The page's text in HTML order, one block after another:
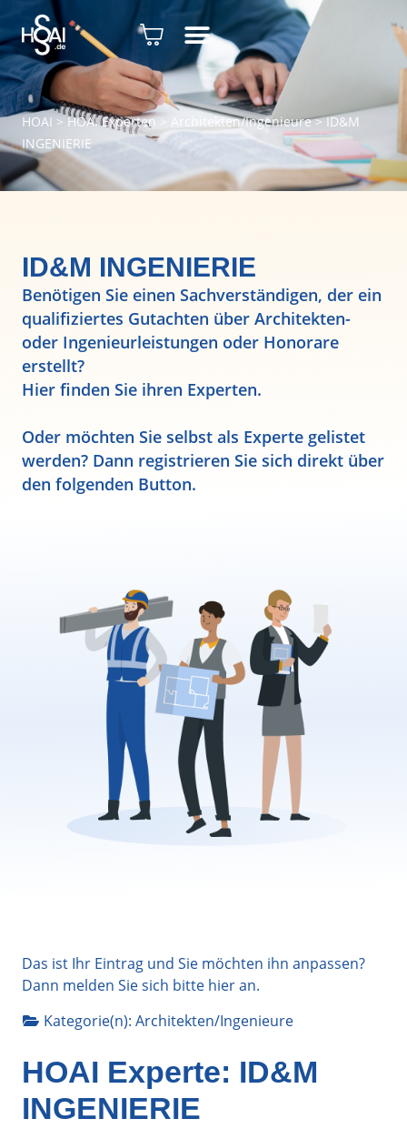
HOAI > HOAI Experten> Architekten/Ingenieure>ID&M
INGENIERIE
ID&M INGENIERIE
Benötigen Sie einen Sachverständigen, der ein
qualifiziertes Gutachten über Architekten-
oder Ingenieurleistungen oder Honorare
erstellt?
Hier finden Sie ihren Experten.
Oder möchten Sie selbst als Experte gelistet
werden? Dann registrieren Sie sich direkt über
den folgenden Button.
Das ist Ihr Eintrag und Sie möchten ihn anpassen?
Dann melden Sie sich bitte hieran.
Kategorie(n): Architekten/Ingenieure
HOAI Experte: ID&M
INGENIERIE